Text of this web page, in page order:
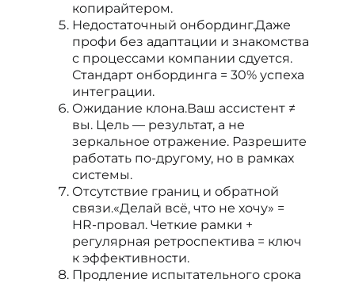
копирайтером.
Недостаточный онбординг.Даже
профи без адаптации и знакомства
с процессами компании сдуется.
Стандарт онбординга = 30% успеха
интеграции.
Ожидание клона.Ваш ассистент ≠
вы. Цель — результат, а не
зеркальное отражение. Разрешите
работать по-другому, но в рамках
системы.
Отсутствие границ и обратной
связи.«Делай всё, что не хочу» =
HR-провал. Четкие рамки +
регулярная ретроспектива = ключ
к эффективности.
Продление испытательного срока